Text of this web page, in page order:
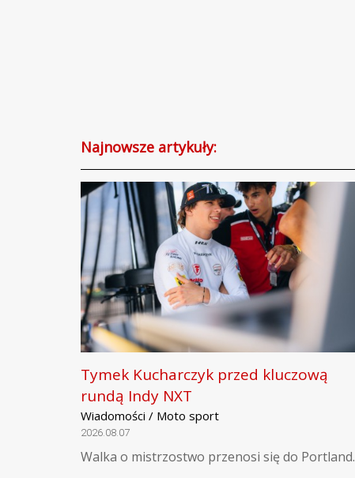
Najnowsze artykuły:
Tymek Kucharczyk przed kluczową
rundą Indy NXT
Wiadomości / Moto sport
2026.08.07
Walka o mistrzostwo przenosi się do Portland.